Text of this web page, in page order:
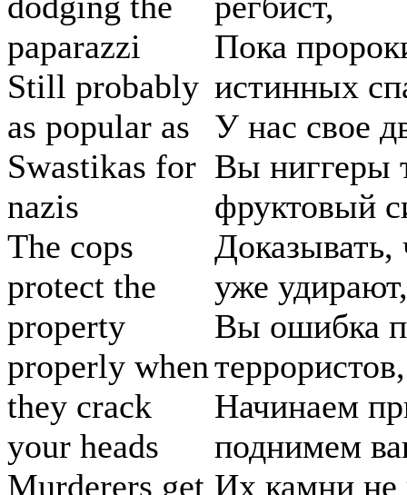
paparazzi
Still probably
as popular as
Swastikas for
nazis
The cops
protect the
property
properly when
they crack
your heads
Murderers get
Пока
истинных
У нас свое
Вы ниггеры
фруктовый
Доказывать,
уже удирают,
Вы ошибка
террористов,
Начинаем
поднимем
Их камни не